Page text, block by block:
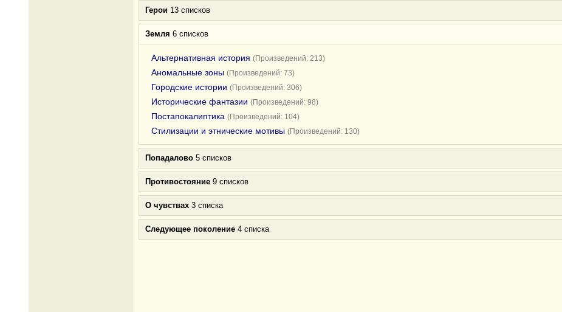
Герои 13 списков
Земля 6 списков
Альтернативная история (Произведений: 213)
Аномальные зоны (Произведений: 73)
Городские истории (Произведений: 306)
Исторические фантазии (Произведений: 98)
Постапокалиптика (Произведений: 104)
Стилизации и этнические мотивы (Произведений: 130)
Попадалово 5 списков
Противостояние 9 списков
О чувствах 3 списка
Следующее поколение 4 списка